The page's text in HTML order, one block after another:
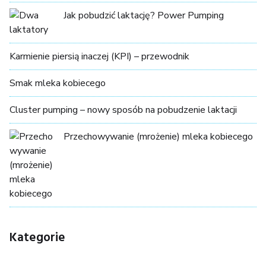
Jak pobudzić laktację? Power Pumping
Karmienie piersią inaczej (KPI) – przewodnik
Smak mleka kobiecego
Cluster pumping – nowy sposób na pobudzenie laktacji
Przechowywanie (mrożenie) mleka kobiecego
Kategorie